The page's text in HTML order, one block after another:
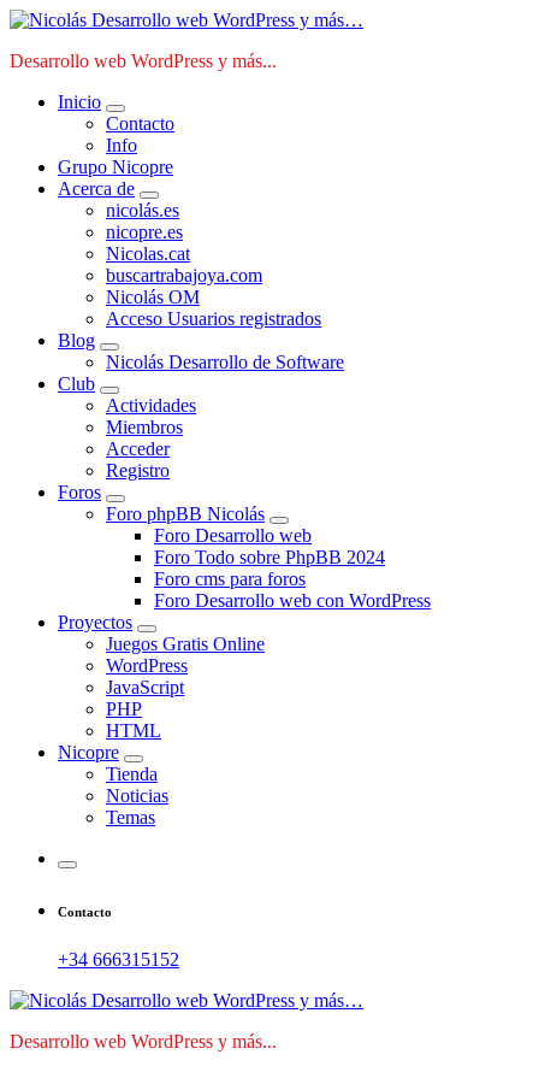
Saltar
contenido
Desarrollo web WordPress y más...
Inicio
Contacto
Info
Grupo Nicopre
Acerca de
nicolás.es
nicopre.es
Nicolas.cat
buscartrabajoya.com
Nicolás OM
Acceso Usuarios registrados
Blog
Nicolás Desarrollo de Software
Club
Actividades
Miembros
Acceder
Registro
Foros
Foro phpBB Nicolás
Foro Desarrollo web
Foro Todo sobre PhpBB 2024
Foro cms para foros
Foro Desarrollo web con WordPress
Proyectos
Juegos Gratis Online
WordPress
JavaScript
PHP
HTML
Nicopre
Tienda
Noticias
Temas
Contacto
+34 666315152
Desarrollo web WordPress y más...